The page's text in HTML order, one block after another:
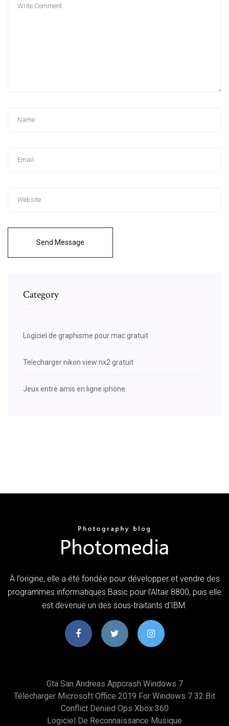
Send Message
Category
Logiciel de graphisme pour mac gratuit
Telecharger nikon view nx2 gratuit
Jeux entre amis en ligne iphone
À l’origine, elle a été fondée pour développer et vendre des
programmes informatiques Basic pour l’Altair 8800, puis elle
est devenue un des sous-traitants d'IBM.
Gta San Andreas Appcrash Windows 7
Télécharger Microsoft Office 2019 For Windows 7 32 Bit
Conflict Denied Ops Xbox 360
Logiciel De Reconnaissance Musique